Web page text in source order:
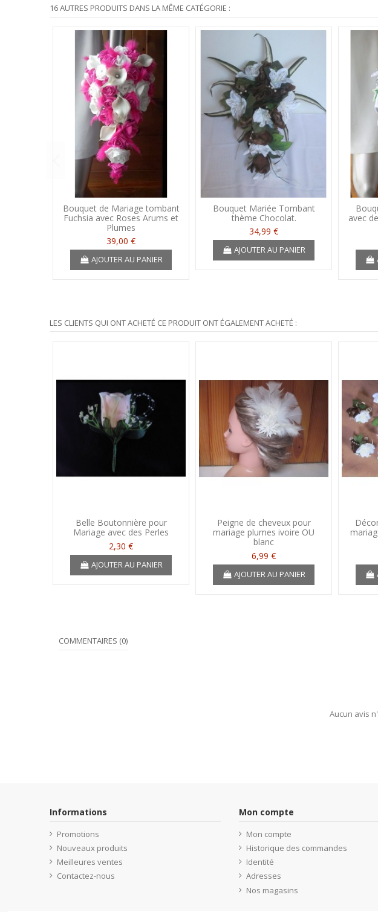
16 AUTRES PRODUITS DANS LA MÊME CATÉGORIE :
Bouquet de Mariage tombant
Fuchsia avec Roses Arums et
Plumes
39,00 €
AJOUTER AU PANIER
Bouquet Mariée Tombant
thème Chocolat.
34,99 €
AJOUTER AU PANIER
avec
LES CLIENTS QUI ONT ACHETÉ CE PRODUIT ONT ÉGALEMENT ACHETÉ :
Belle Boutonnière pour
Mariage avec des Perles
2,30 €
AJOUTER AU PANIER
Peigne de cheveux pour
mariage plumes ivoire OU
blanc
6,99 €
AJOUTER AU PANIER
COMMENTAIRES (0)
Aucun avis
Informations
Promotions
Nouveaux produits
Meilleures ventes
Contactez-nous
Mon compte
Mon compte
Historique des commandes
Identité
Adresses
Nos magasins